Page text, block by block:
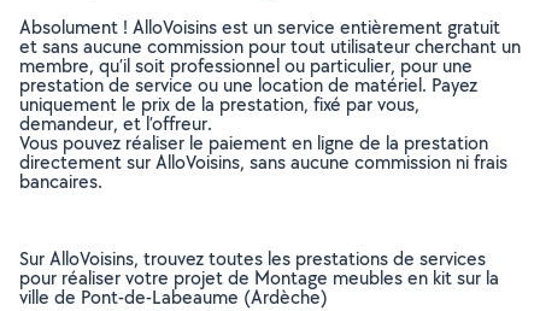
Absolument ! AlloVoisins est un service entièrement gratuit
et sans aucune commission pour tout utilisateur cherchant un
membre, qu’il soit professionnel ou particulier, pour une
prestation de service ou une location de matériel. Payez
uniquement le prix de la prestation, fixé par vous,
demandeur, et l’offreur.
Vous pouvez réaliser le paiement en ligne de la prestation
directement sur AlloVoisins, sans aucune commission ni frais
bancaires.
Sur AlloVoisins, trouvez toutes les prestations de services
pour réaliser votre projet de Montage meubles en kit sur la
ville de Pont-de-Labeaume (Ardèche)